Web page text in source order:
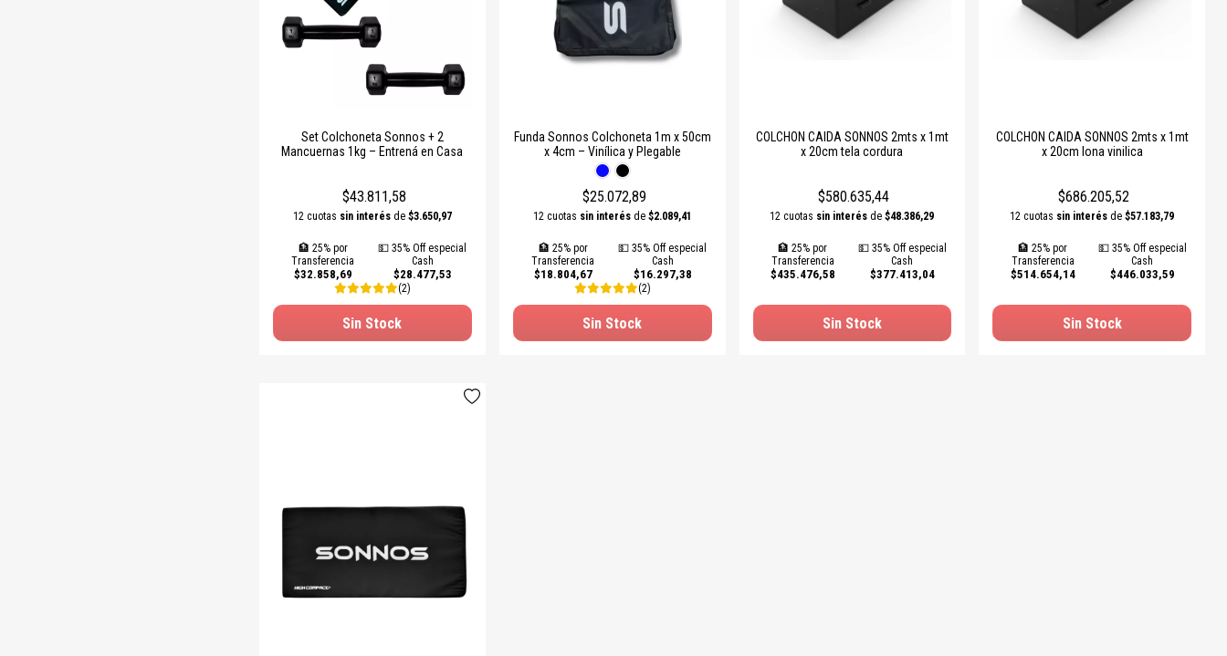
Set Colchoneta Sonnos + 2
Mancuernas 1kg – Entrená en Casa
$43.811,58
12 cuotas sin interésde $3.650,97
🏦 25% por
Transferencia
$32.858,69
💵 35% Off especial
Cash
$28.477,53
(2)
Sin Stock
Funda Sonnos Colchoneta 1m x 50cm
x 4cm – Vinílica y Plegable
$25.072,89
12 cuotas sin interésde $2.089,41
🏦 25% por
Transferencia
$18.804,67
💵 35% Off especial
Cash
$16.297,38
(2)
Sin Stock
COLCHON CAIDA SONNOS 2mts x 1mt
x 20cm tela cordura
$580.635,44
12 cuotas sin interés de$48.386,29
🏦 25% por
Transferencia
$435.476,58
💵 35% Off especial
Cash
$377.413,04
Sin Stock
COLCHON CAIDA SONNOS 2mts x 1mt
x 20cm lona vinilica
$686.205,52
12 cuotas sin interés de$57.183,79
🏦 25% por
Transferencia
$514.654,14
💵 35% Off especial
Cash
$446.033,59
Sin Stock